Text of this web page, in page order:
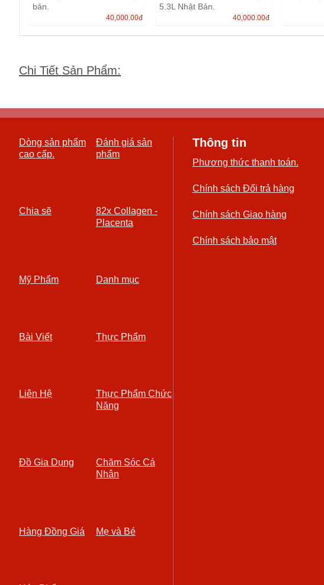
bản.
40,000.00đ
5.3L Nhật Bản.
40,000.00đ
Chi Tiết Sản Phẩm:
Dòng sản phẩm
cao cấp.
Đánh giá sản
phẩm
Chia sẽ
82x Collagen -
Placenta
Mỹ Phẩm Danh mục
Bài Viết Thực Phẩm
Liên Hệ
Thực Phẩm Chức
Năng
Đồ Gia Dụng
Chăm Sóc Cá
Nhân
Hàng Đồng Giá Mẹ và Bé
Thông tin
Phương thức thanh toán.
Chính sách Đổi trả hàng
Chính sách Giao hàng
Chính sách bảo mật